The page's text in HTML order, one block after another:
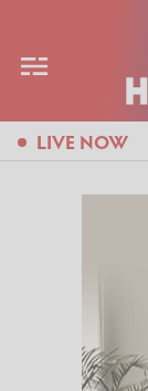
LIVE NOW